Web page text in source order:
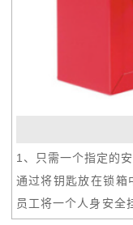
1、只需一个指定的
通过将钥匙放在锁箱
员工将一个人身安全